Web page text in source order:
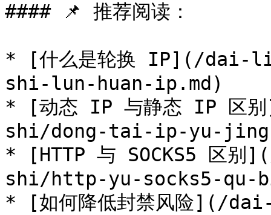
#### 📌 推荐阅读：
* [什么是轮换 IP](/
shi-lun-huan-ip.md)
* [动态 IP 与静态 IP
shi/dong-tai-ip-yu-
* [HTTP 与 SOCKS5
shi/http-yu-socks5-qu-
* [如何降低封禁风险